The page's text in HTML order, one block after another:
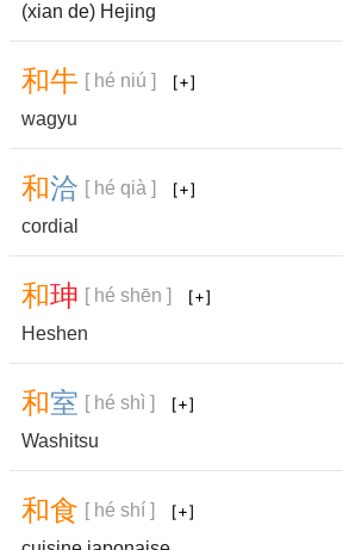
(xian de) Hejing
和牛 [ hé niú ]
wagyu
和洽 [ hé qià ]
cordial
和珅 [ hé shēn ]
Heshen
和室 [ hé shì ]
Washitsu
和食 [ hé shí ]